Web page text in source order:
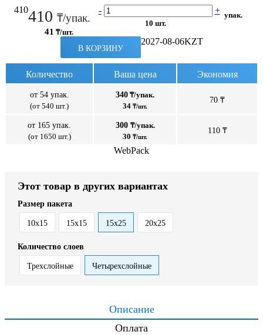
410410 ₸/упак.
41 ₸/шт.
- +
10 шт.
упак.
В КОРЗИНУ
2027-08-06KZT
Количество Ваша цена Экономия
от 54 упак.
(от 540 шт.)
340 ₸/упак.
34 ₸/шт.
70 ₸
от 165 упак.
(от 1650 шт.)
300 ₸/упак.
30 ₸/шт.
110 ₸
WebPack
Этот товар в других вариантах
Размер пакета
10x15 15x15 15x25 20x25
Количество слоев
Трехслойные Четырехслойные
Описание
Оплата